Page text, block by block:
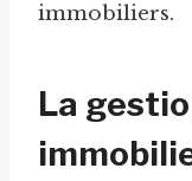
immobiliers.
La